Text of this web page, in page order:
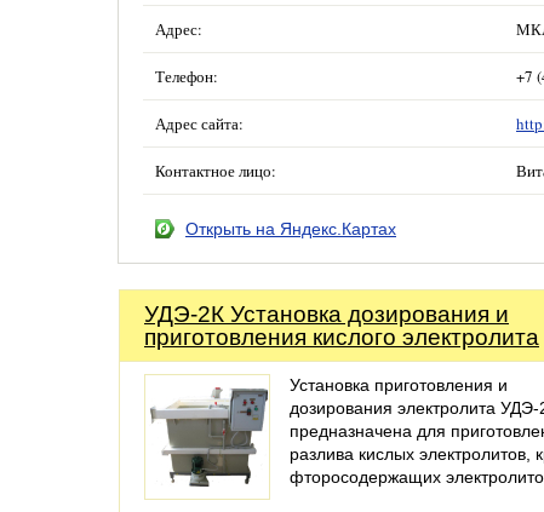
Адрес:
Телефон: +7
Адрес сайта:
Контактное лицо:
Открыть на Яндекс.Картах
УДЭ-2К Установка дозирования и
приготовления кислого электролита
Установка приготовления и
дозирования электролита УДЭ-
предназначена для
разлива кислых электролитов,
фторосодержащих